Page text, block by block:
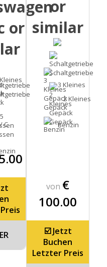
C
or
5
3 Kleines
Gepäck
Benzin
or
similar
Schaltgetriebe
2 Kleines
Gepäck
von €
100.00
☑️ Jetzt
Buchen
Letzter Preis